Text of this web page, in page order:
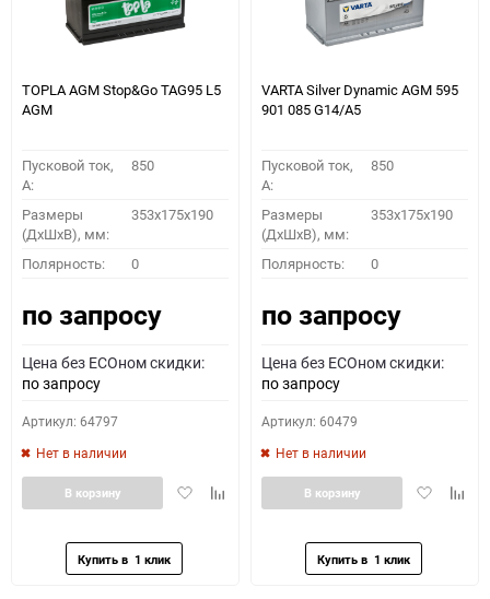
TOPLA AGM Stop&Go TAG95 L5
AGM
Пусковой ток,
A:
850
Размеры
(ДхШхВ), мм:
353x175x190
Полярность: 0
по запросу
Цена без ECOном скидки:
по запросу
Артикул: 64797
Нет в наличии
ДобавитьДобавить
В корзину
VARTA Silver Dynamic AGM 595
901 085 G14/A5
Пусковой ток,
A:
850
Размеры
(ДхШхВ), мм:
353x175x190
Полярность: 0
по запросу
Цена без ECOном скидки:
по запросу
Артикул: 60479
Нет в наличии
Добавить
В корзину